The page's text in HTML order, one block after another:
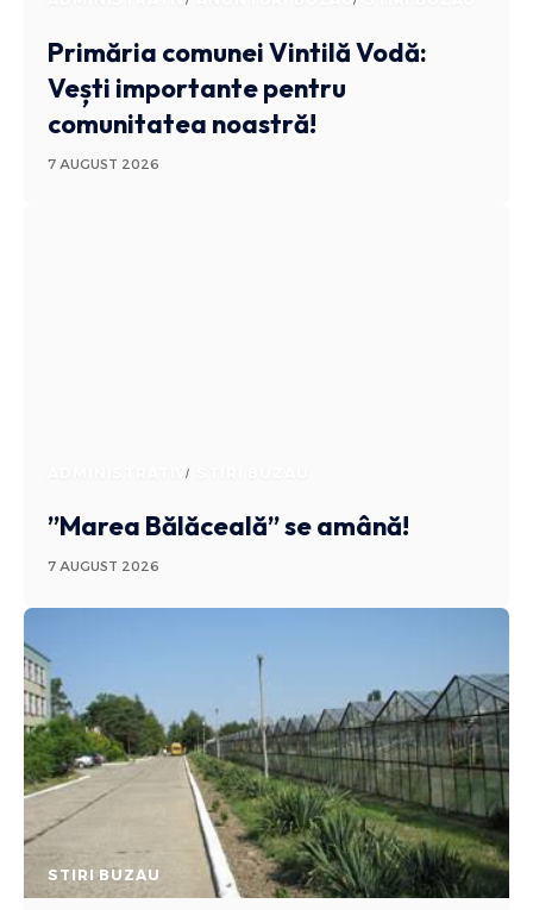
Primăria comunei Vintilă Vodă:
Vești importante pentru
comunitatea noastră!
7 AUGUST 2026
ADMINISTRATIV
”Marea Bălăceală” se amână!
7 AUGUST 2026
STIRI BUZAU